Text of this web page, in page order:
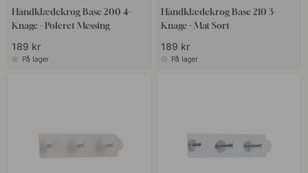
Håndklædekrog Base 200 4-
Knage - Poleret Messing
189 kr
På lager
Håndklædekrog Base 210 3-
Knage - Mat Sort
189 kr
På lager